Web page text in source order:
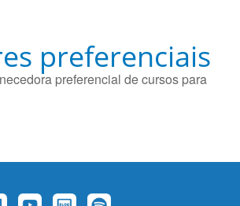
preferenciais
preferencial de cursos para